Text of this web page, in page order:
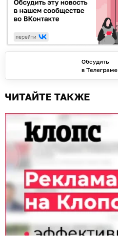
Обсудить
в Телеграме
ЧИТАЙТЕ ТАКЖЕ